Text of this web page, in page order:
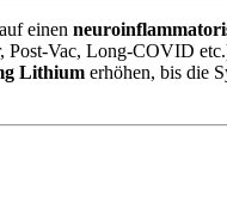
einen
Post-Vac, Long-COVID
Lithium erhöhen, bis die